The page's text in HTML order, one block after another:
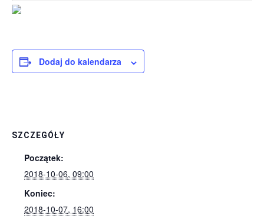
Dodaj do kalendarza
SZCZEGÓŁY
Początek:
2018-10-06, 09:00
Koniec:
2018-10-07, 16:00